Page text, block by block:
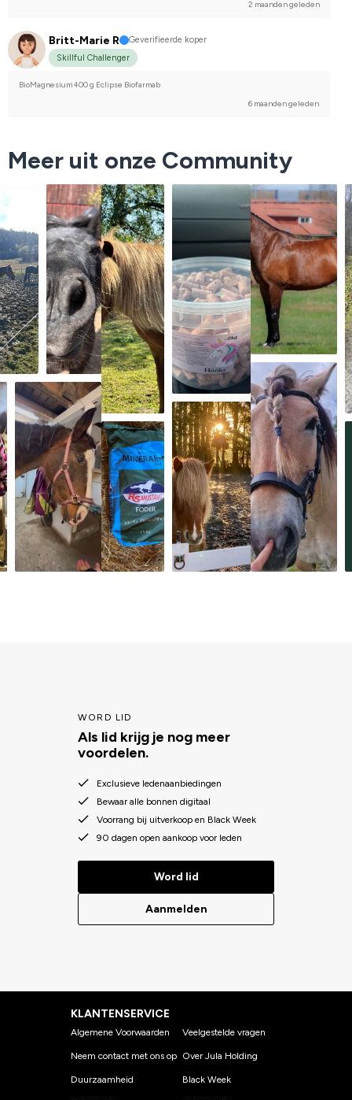
2 maanden geleden
Britt-Marie R
Geverifieerde koper
Skillful Challenger
BioMagnesium 400 g Eclipse Biofarmab
6 maanden geleden
Meer uit onze Community
WORD LID
Als lid krijg je nog meer
voordelen.
Exclusieve ledenaanbiedingen
Bewaar alle bonnen digitaal
Voorrang bij uitverkoop en Black Week
90 dagen open aankoop voor leden
Word lid
Aanmelden
KLANTENSERVICE
Algemene Voorwaarden
Neem contact met ons op
Duurzaamheid
Veelgestelde vragen
Over Jula Holding
Black Week